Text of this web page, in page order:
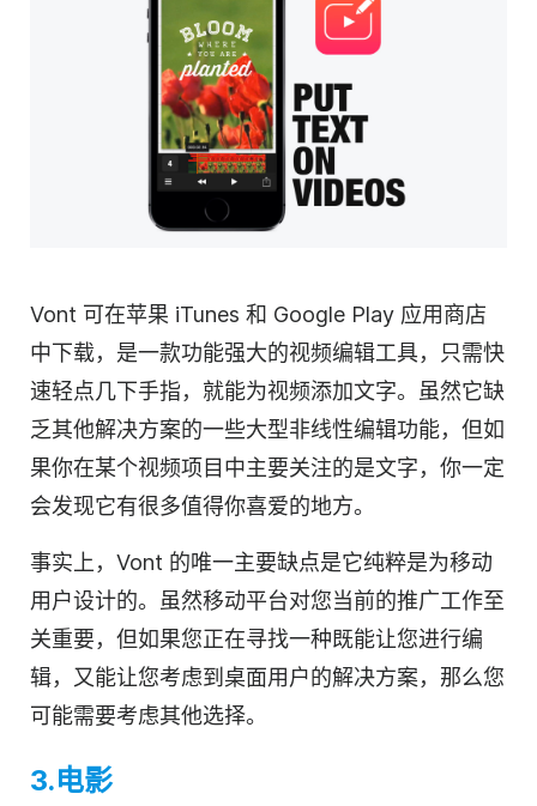
Vont 可在苹果 iTunes 和 Google Play 应用商店
中下载，是一款功能强大的视频编辑工具，只需快
速轻点几下手指，就能为视频添加文字。虽然它缺
乏其他解决方案的一些大型非线性编辑功能，但如
果你在某个视频项目中主要关注的是文字，你一定
会发现它有很多值得你喜爱的地方。
事实上，Vont 的唯一主要缺点是它纯粹是为移动
用户设计的。虽然移动平台对您当前的推广工作至
关重要，但如果您正在寻找一种既能让您进行编
辑，又能让您考虑到桌面用户的解决方案，那么您
可能需要考虑其他选择。
3.电影